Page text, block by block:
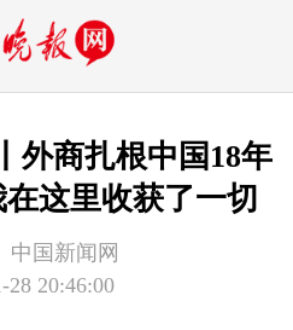
外商扎根中国18年
这里收获了一切
中国新闻网
28 20:46:00